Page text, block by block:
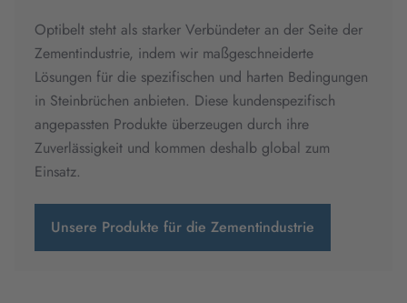
Optibelt steht als starker Verbündeter an der Seite der
Zementindustrie, indem wir maßgeschneiderte
Lösungen für die spezifischen und harten Bedingungen
in Steinbrüchen anbieten. Diese kundenspezifisch
angepassten Produkte überzeugen durch ihre
Zuverlässigkeit und kommen deshalb global zum
Einsatz.
Unsere Produkte für die Zementindustrie